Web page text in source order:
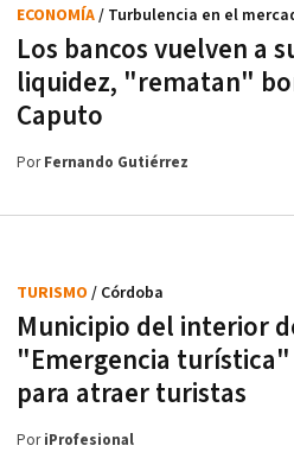
Los bancos vuelven a
liquidez, "rematan"
Caputo
ECONOMÍA/ Turbulencia en el
PorFernando Gutiérrez
Municipio del interior
"Emergencia turística"
para atraer turistas
TURISMO / Córdoba
PoriProfesional